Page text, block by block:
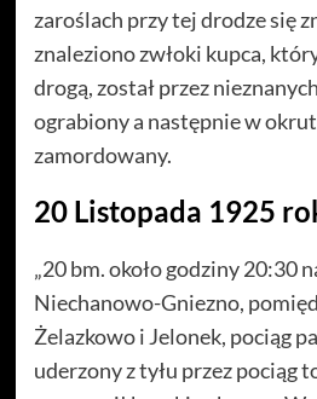
zaroślach przy tej drodze się
znaleziono zwłoki kupca,
drogą, został przez
ograbiony a następnie w
zamordowany.
20 Listopada 1925
„20 bm. około godziny 20:30
Niechanowo-Gniezno,
Żelazkowo i Jelonek, pociąg
uderzony z tyłu przez pociąg